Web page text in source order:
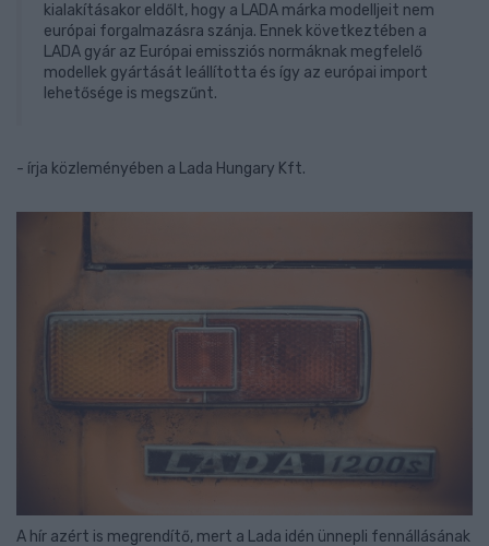
kialakításakor eldőlt, hogy a LADA márka modelljeit nem
európai forgalmazásra szánja. Ennek következtében a
LADA gyár az Európai emissziós normáknak megfelelő
modellek gyártását leállította és így az európai import
lehetősége is megszűnt.
- írja közleményében a Lada Hungary Kft.
A hír azért is megrendítő, mert a Lada idén ünnepli fennállásának